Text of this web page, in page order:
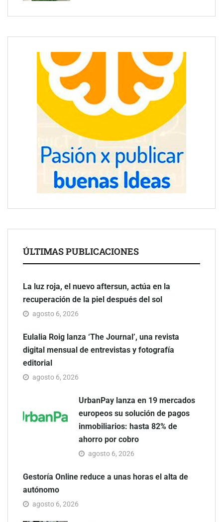
ÚLTIMAS PUBLICACIONES
La luz roja, el nuevo aftersun, actúa en la
recuperación de la piel después del sol
agosto 6, 2026
Eulalia Roig lanza ‘The Journal’, una revista
digital mensual de entrevistas y fotografía
editorial
agosto 6, 2026
UrbanPay lanza en 19 mercados
europeos su solución de pagos
inmobiliarios: hasta 82% de
ahorro por cobro
agosto 6, 2026
Gestoría Online reduce a unas horas el alta de
autónomo
agosto 6, 2026